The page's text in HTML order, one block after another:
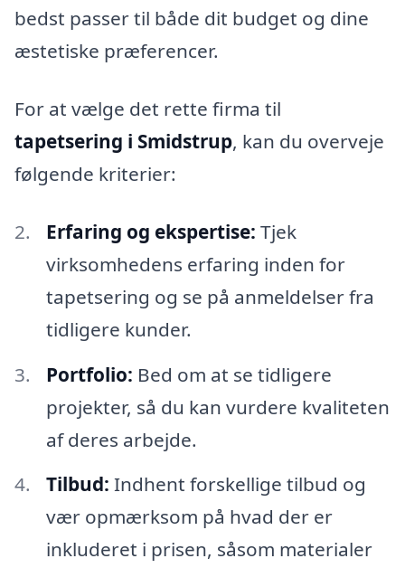
bedst passer til både dit budget og dine
æstetiske præferencer.
For at vælge det rette firma til
tapetsering i Smidstrup, kan du overveje
følgende kriterier:
Erfaring og ekspertise: Tjek
virksomhedens erfaring inden for
tapetsering og se på anmeldelser fra
tidligere kunder.
Portfolio: Bed om at se tidligere
projekter, så du kan vurdere kvaliteten
af deres arbejde.
Tilbud: Indhent forskellige tilbud og
vær opmærksom på hvad der er
inkluderet i prisen, såsom materialer